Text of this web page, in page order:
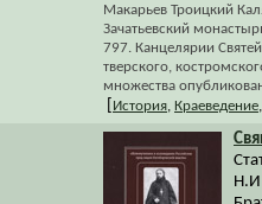
Макарьев Троицкий
Зачатьевский
797. Канцелярии
тверского,
множества
История Краеведение